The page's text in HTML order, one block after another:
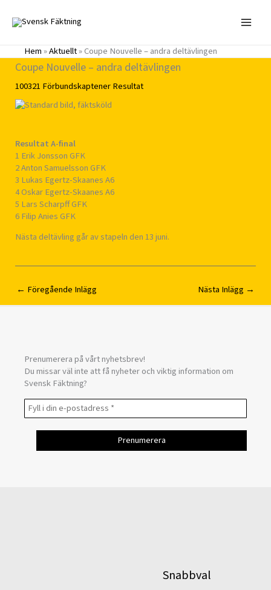
innehåll
Hem»Aktuellt»Coupe Nouvelle – andra deltävlingen
Coupe Nouvelle – andra deltävlingen
100321 FörbundskaptenerResultat
Resultat A-final
1 Erik Jonsson GFK
2 Anton Samuelsson GFK
3 Lukas Egertz-Skaanes A6
4 Oskar Egertz-Skaanes A6
5 Lars Scharpff GFK
6 Filip Anies GFK
Nästa deltävling går av stapeln den 13 juni.
← Föregående Inlägg Nästa Inlägg →
Prenumerera på vårt nyhetsbrev!
Du missar väl inte att få nyheter och viktig information om
Svensk Fäktning?
Snabbval